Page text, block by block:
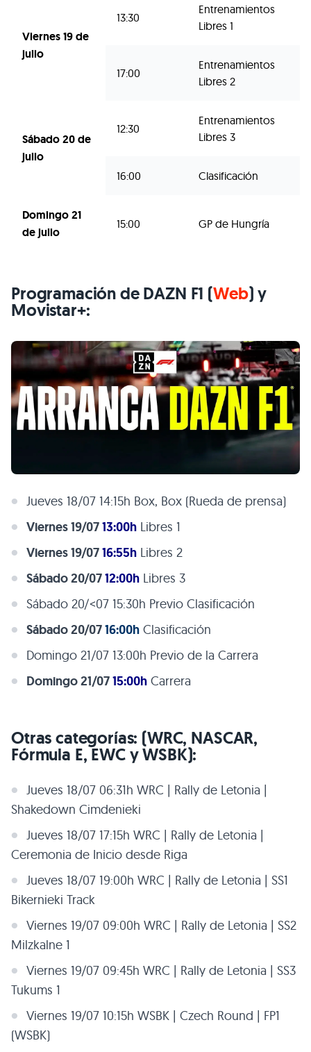
Viernes 19 de
julio
13:30
Entrenamientos
Libres 1
17:00
Entrenamientos
Libres 2
Sábado 20 de
julio
12:30
Entrenamientos
Libres 3
16:00 Clasificación
Domingo 21
de julio
15:00 GP de Hungría
Programación de DAZN F1 (Web) y
Movistar+:
Jueves 18/07 14:15h Box, Box (Rueda de prensa)
Viernes 19/0713:00h Libres 1
Viernes 19/0716:55h Libres 2
Sábado 20/0712:00h Libres 3
Sábado 20/<07 15:30h Previo Clasificación
Sábado 20/0716:00h Clasificación
Domingo 21/07 13:00h Previo de la Carrera
Domingo 21/0715:00h Carrera
Otras categorías: (WRC, NASCAR,
Fórmula E, EWC y WSBK):
Jueves 18/07 06:31h WRC | Rally de Letonia |
Shakedown Cimdenieki
Jueves 18/07 17:15h WRC | Rally de Letonia |
Ceremonia de Inicio desde Riga
Jueves 18/07 19:00h WRC | Rally de Letonia | SS1
Bikernieki Track
Viernes 19/07 09:00h WRC | Rally de Letonia | SS2
Milzkalne 1
Viernes 19/07 09:45h WRC | Rally de Letonia | SS3
Tukums 1
Viernes 19/07 10:15h WSBK | Czech Round | FP1
(WSBK)